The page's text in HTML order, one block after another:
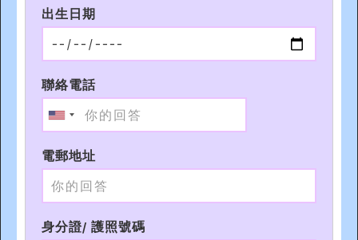
出生日期
聯絡電話
電郵地址
身分證/ 護照號碼